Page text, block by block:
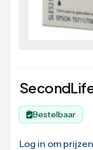
Bestelbaar
Log in om